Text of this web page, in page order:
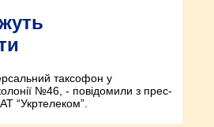
таксофон у
№46, - повідомили з прес-
“Укртелеком”.